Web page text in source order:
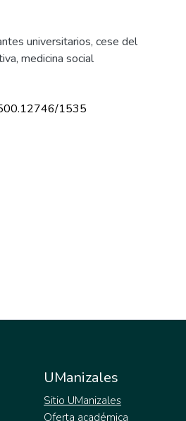
universitarios, cese del
, medicina social
1535
UManizales
Sitio UManizales
Oferta académica